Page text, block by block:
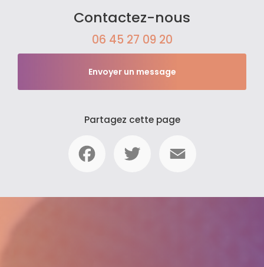
Contactez-nous
06 45 27 09 20
Envoyer un message
Partagez cette page